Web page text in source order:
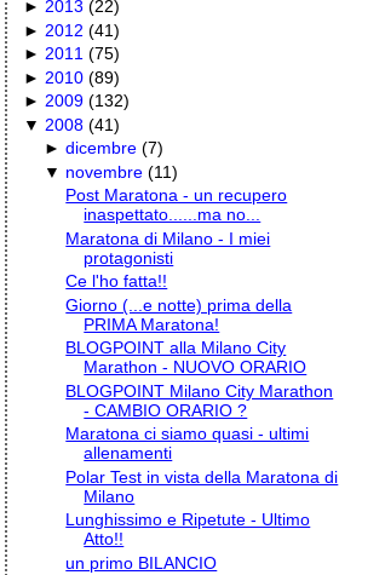
►2013 (22)
► 2012 (41)
►2011 (75)
► 2010 (89)
►2009 (132)
▼ 2008 (41)
►dicembre (7)
▼ novembre (11)
Post Maratona - un recupero
inaspettato......ma no...
Maratona di Milano - I miei
protagonisti
Ce l'ho fatta!!
Giorno (...e notte) prima della
PRIMA Maratona!
BLOGPOINT alla Milano City
Marathon - NUOVO ORARIO
BLOGPOINT Milano City Marathon
- CAMBIO ORARIO ?
Maratona ci siamo quasi - ultimi
allenamenti
Polar Test in vista della Maratona di
Milano
Lunghissimo e Ripetute - Ultimo
Atto!!
un primo BILANCIO